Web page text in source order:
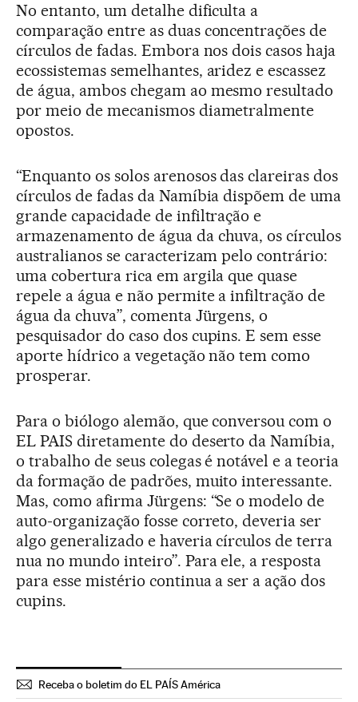
No entanto, um detalhe dificulta a
comparação entre as duas concentrações de
círculos de fadas. Embora nos dois casos haja
ecossistemas semelhantes, aridez e escassez
de água, ambos chegam ao mesmo resultado
por meio de mecanismos diametralmente
opostos.
“Enquanto os solos arenosos das clareiras dos
círculos de fadas da Namíbia dispõem de uma
grande capacidade de infiltração e
armazenamento de água da chuva, os círculos
australianos se caracterizam pelo contrário:
uma cobertura rica em argila que quase
repele a água e não permite a infiltração de
água da chuva”, comenta Jürgens, o
pesquisador do caso dos cupins. E sem esse
aporte hídrico a vegetação não tem como
prosperar.
Para o biólogo alemão, que conversou com o
EL PAIS diretamente do deserto da Namíbia,
o trabalho de seus colegas é notável e a teoria
da formação de padrões, muito interessante.
Mas, como afirma Jürgens: “Se o modelo de
auto-organização fosse correto, deveria ser
algo generalizado e haveria círculos de terra
nua no mundo inteiro”. Para ele, a resposta
para esse mistério continua a ser a ação dos
cupins.
Receba o boletim do EL PAÍS América